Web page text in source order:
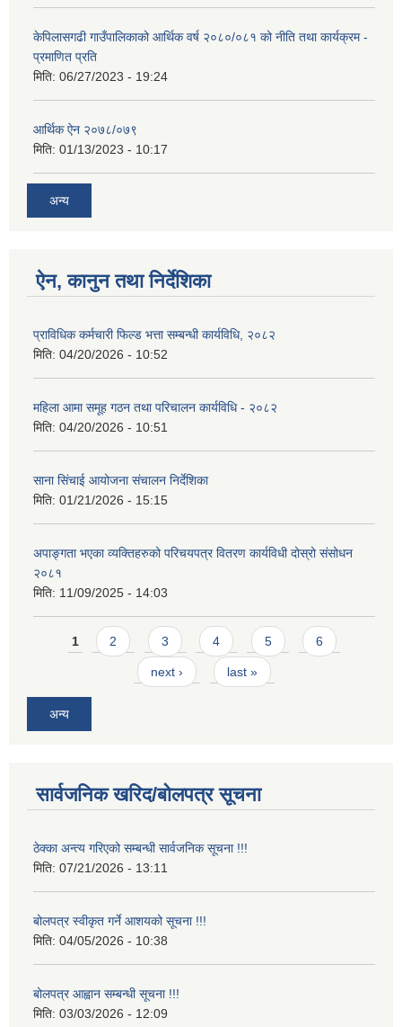
केपिलासगढी गाउँपालिकाको आर्थिक वर्ष २०८०/०८१ को नीति तथा कार्यक्रम -
प्रमाणित प्रति
मिति: 06/27/2023 - 19:24
आर्थिक ऐन २०७८/०७९
मिति: 01/13/2023 - 10:17
अन्य
ऐन, कानुन तथा निर्देशिका
प्राविधिक कर्मचारी फिल्ड भत्ता सम्बन्धी कार्यविधि, २०८२
मिति: 04/20/2026 - 10:52
महिला आमा समूह गठन तथा परिचालन कार्यविधि - २०८२
मिति: 04/20/2026 - 10:51
साना सिंचाई आयोजना संचालन निर्देशिका
मिति: 01/21/2026 - 15:15
अपाङ्गता भएका व्यक्तिहरुको परिचयपत्र वितरण कार्यविधी दोस्रो संसोधन
२०८१
मिति: 11/09/2025 - 14:03
Pages
1 2 3 4 5 6
next › last »
अन्य
सार्वजनिक खरिद/बोलपत्र सूचना
ठेक्का अन्त्य गरिएको सम्बन्धी सार्वजनिक सूचना !!!
मिति: 07/21/2026 - 13:11
बोलपत्र स्वीकृत गर्ने आशयको सूचना !!!
मिति: 04/05/2026 - 10:38
बोलपत्र आह्वान सम्बन्धी सूचना !!!
मिति: 03/03/2026 - 12:09